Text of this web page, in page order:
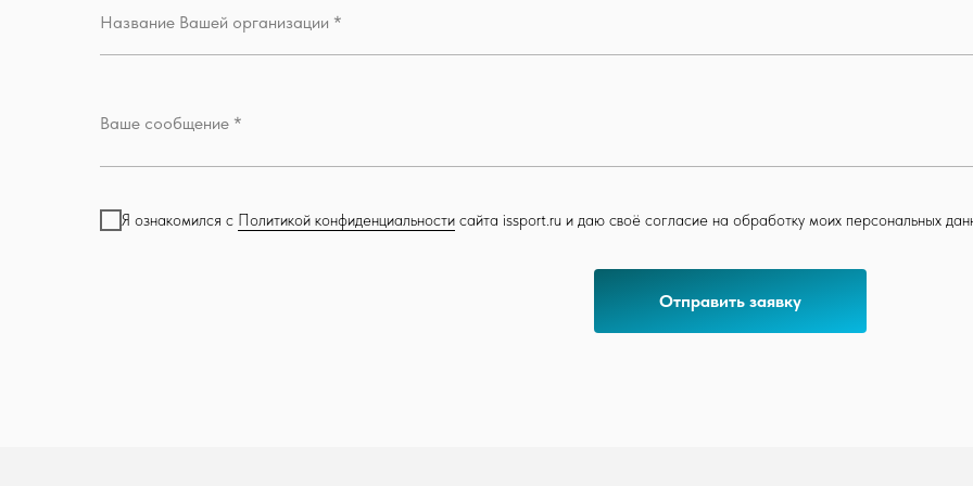
Я ознакомился с Политикой конфиденциальности сайта issport.ru и даю своё согласие на обработку моих персональных
Отправить заявку